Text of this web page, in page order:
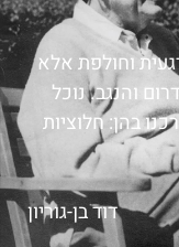
וחולפת אלא
והנגב. נוכל
בהן: חלוציות
דוד בן-גוריון